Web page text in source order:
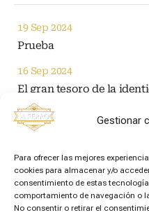
Gestionar
Para ofrecer las mejores
cookies para almacenar y/o
consentimiento de estas
comportamiento de navegación o
No consentir o retirar el
19 Sep 2024
Prueba
16 Sep 2024
El gran tesoro de la
07 Nov 2023
Block-Auth,
personas
Categories